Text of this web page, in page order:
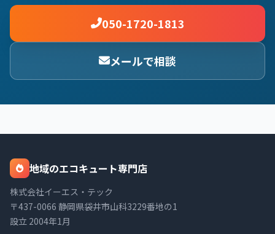
050-1720-1813
メールで相談
地域のエコキュート専門店
株式会社イーエス・テック
〒437-0066 静岡県袋井市山科3229番地の1
設立 2004年1月